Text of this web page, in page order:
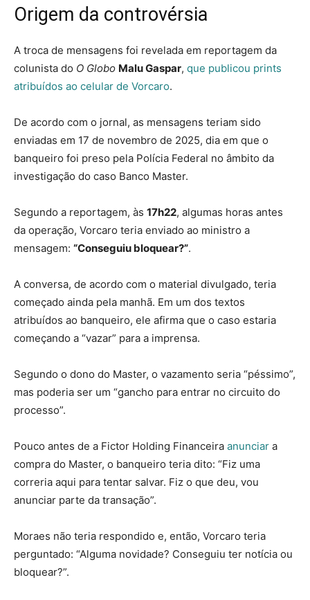
Origem da controvérsia
A troca de mensagens foi revelada em reportagem da
colunista do O Globo Malu Gaspar, que publicou prints
atribuídos ao celular de Vorcaro.
De acordo com o jornal, as mensagens teriam sido
enviadas em 17 de novembro de 2025, dia em que o
banqueiro foi preso pela Polícia Federal no âmbito da
investigação do caso Banco Master.
Segundo a reportagem, às 17h22, algumas horas antes
da operação, Vorcaro teria enviado ao ministro a
mensagem: “Conseguiu bloquear?”.
A conversa, de acordo com o material divulgado, teria
começado ainda pela manhã. Em um dos textos
atribuídos ao banqueiro, ele afirma que o caso estaria
começando a “vazar” para a imprensa.
Segundo o dono do Master, o vazamento seria “péssimo”,
mas poderia ser um “gancho para entrar no circuito do
processo”.
Pouco antes de a Fictor Holding Financeira anunciar a
compra do Master, o banqueiro teria dito: “Fiz uma
correria aqui para tentar salvar. Fiz o que deu, vou
anunciar parte da transação”.
Moraes não teria respondido e, então, Vorcaro teria
perguntado: “Alguma novidade? Conseguiu ter notícia ou
bloquear?”.